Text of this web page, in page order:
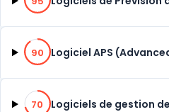
90% de compatibilité
90 Logiciel APS
70% de compatibilité
70 Logiciels de gestion